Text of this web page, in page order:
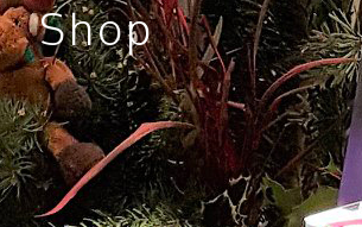
Shop